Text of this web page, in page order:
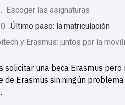
Escoger las asignaturas
Último paso: la matriculación
y Erasmus: juntos por la
solicitar una beca Erasmus
de Erasmus sin ningún